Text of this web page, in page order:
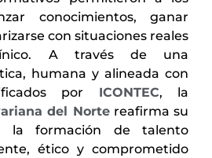
conocimientos, ganar
con situaciones reales
A través de una
humana y alineada con
por ICONTEC, la
del Nortereafirma su
la formación de talento
ético y comprometido